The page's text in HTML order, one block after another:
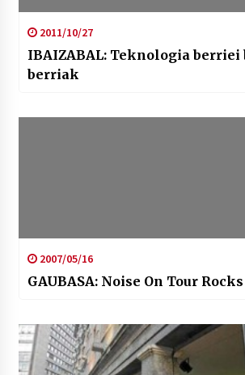
2011/10/27
IBAIZABAL: Teknologia berriei
berriak
2007/05/16
GAUBASA: Noise On Tour Rocks